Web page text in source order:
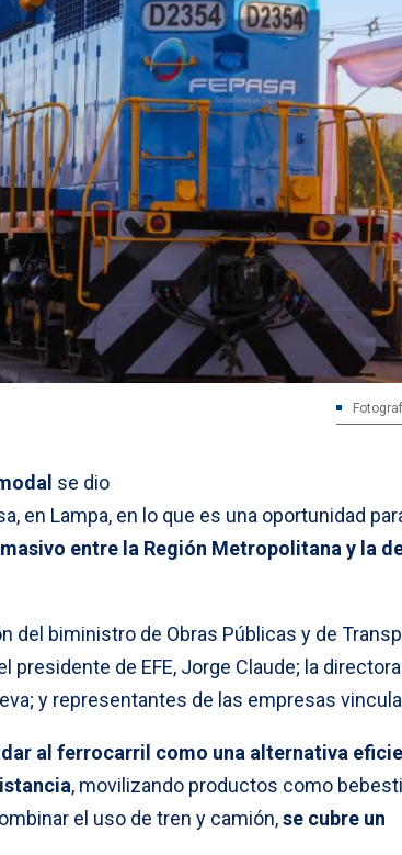
se dio
en Lampa, en lo que es una oportunidad
entre la Región Metropolitana y la
del biministro de Obras Públicas y de
presidente de EFE, Jorge Claude; la directora
y representantes de las empresas
al ferrocarril como una alternativa
, movilizando productos como
el uso de tren y camión,se cubre un